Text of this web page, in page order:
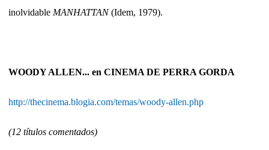
inolvidable MANHATTAN(Idem, 1979).
WOODY ALLEN... en CINEMA DE PERRA GORDA
http://thecinema.blogia.com/temas/woody-allen.php
(12 títulos comentados)